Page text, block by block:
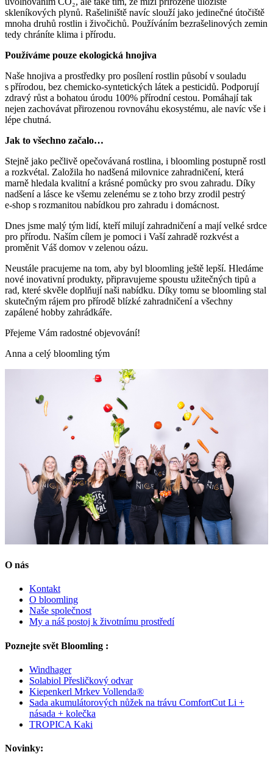
skleníkových plynů. Rašeliniště navíc slouží jako jedinečné útočiště
mnoha druhů rostlin i živočichů. Používáním bezrašelinových zemin
tedy chráníte klima i přírodu.
Používáme pouze ekologická hnojiva
Naše hnojiva a prostředky pro posílení rostlin působí v souladu
s přírodou, bez chemicko-syntetických látek a pesticidů. Podporují
zdravý růst a bohatou úrodu 100% přírodní cestou. Pomáhají tak
nejen zachovávat přirozenou rovnováhu ekosystému, ale navíc vše i
lépe chutná.
Jak to všechno začalo…
Stejně jako pečlivě opečovávaná rostlina, i bloomling postupně rostl
a rozkvétal. Založila ho nadšená milovnice zahradničení, která
marně hledala kvalitní a krásné pomůcky pro svou zahradu. Díky
nadšení a lásce ke všemu zelenému se z toho brzy zrodil pestrý
e‑shop s rozmanitou nabídkou pro zahradu i domácnost.
Dnes jsme malý tým lidí, kteří milují zahradničení a mají velké srdce
pro přírodu. Naším cílem je pomoci i Vaší zahradě rozkvést a
proměnit Váš domov v zelenou oázu.
Neustále pracujeme na tom, aby byl bloomling ještě lepší. Hledáme
nové inovativní produkty, připravujeme spoustu užitečných tipů a
rad, které skvěle doplňují naši nabídku. Díky tomu se bloomling stal
skutečným rájem pro přírodě blízké zahradničení a všechny
zapálené hobby zahrádkáře.
Přejeme Vám radostné objevování!
Anna a celý bloomling tým
O nás
Kontakt
O bloomling
Naše společnost
My a náš postoj k životnímu prostředí
Poznejte svět Bloomling :
Windhager
Solabiol Přesličkový odvar
Kiepenkerl Mrkev Vollenda®
Sada akumulátorových nůžek na trávu ComfortCut Li +
násada + kolečka
TROPICA Kaki
Novinky: